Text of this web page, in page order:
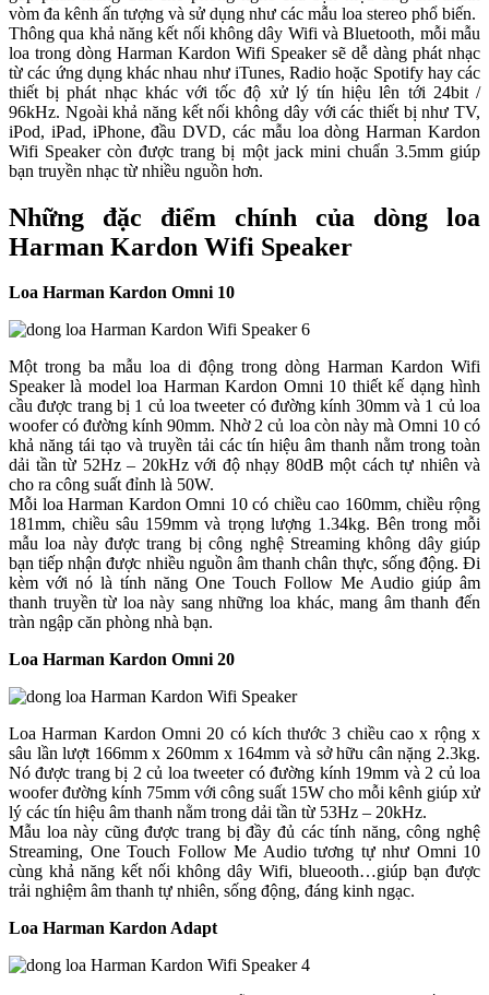
vòm đa kênh ấn tượng và sử dụng như các mẫu loa stereo phổ biến.
Thông qua khả năng kết nối không dây Wifi và Bluetooth, mỗi mẫu
loa trong dòng Harman Kardon Wifi Speaker sẽ dễ dàng phát nhạc
từ các ứng dụng khác nhau như iTunes, Radio hoặc Spotify hay các
thiết bị phát nhạc khác với tốc độ xử lý tín hiệu lên tới 24bit /
96kHz. Ngoài khả năng kết nối không dây với các thiết bị như TV,
iPod, iPad, iPhone, đầu DVD, các mẫu loa dòng Harman Kardon
Wifi Speaker còn được trang bị một jack mini chuẩn 3.5mm giúp
bạn truyền nhạc từ nhiều nguồn hơn.
Những đặc điểm chính của dòng loa
Harman Kardon Wifi Speaker
Loa Harman Kardon Omni 10
Một trong ba mẫu loa di động trong dòng Harman Kardon Wifi
Speaker là model loa Harman Kardon Omni 10 thiết kế dạng hình
cầu được trang bị 1 củ loa tweeter có đường kính 30mm và 1 củ loa
woofer có đường kính 90mm. Nhờ 2 củ loa còn này mà Omni 10 có
khả năng tái tạo và truyền tải các tín hiệu âm thanh nằm trong toàn
dải tần từ 52Hz – 20kHz với độ nhạy 80dB một cách tự nhiên và
cho ra công suất đỉnh là 50W.
Mỗi loa Harman Kardon Omni 10 có chiều cao 160mm, chiều rộng
181mm, chiều sâu 159mm và trọng lượng 1.34kg. Bên trong mỗi
mẫu loa này được trang bị công nghệ Streaming không dây giúp
bạn tiếp nhận được nhiều nguồn âm thanh chân thực, sống động. Đi
kèm với nó là tính năng One Touch Follow Me Audio giúp âm
thanh truyền từ loa này sang những loa khác, mang âm thanh đến
tràn ngập căn phòng nhà bạn.
Loa Harman Kardon Omni 20
Loa Harman Kardon Omni 20 có kích thước 3 chiều cao x rộng x
sâu lần lượt 166mm x 260mm x 164mm và sở hữu cân nặng 2.3kg.
Nó được trang bị 2 củ loa tweeter có đường kính 19mm và 2 củ loa
woofer đường kính 75mm với công suất 15W cho mỗi kênh giúp xử
lý các tín hiệu âm thanh nằm trong dải tần từ 53Hz – 20kHz.
Mẫu loa này cũng được trang bị đầy đủ các tính năng, công nghệ
Streaming, One Touch Follow Me Audio tương tự như Omni 10
cùng khả năng kết nối không dây Wifi, blueooth…giúp bạn được
trải nghiệm âm thanh tự nhiên, sống động, đáng kinh ngạc.
Loa Harman Kardon Adapt